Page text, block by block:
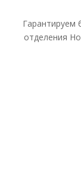
Гарантируем
отделения